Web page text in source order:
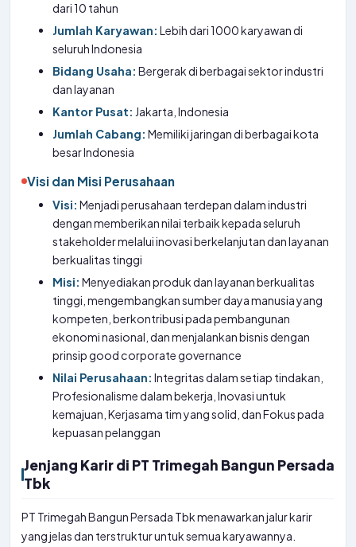
dari 10 tahun
Jumlah Karyawan: Lebih dari 1000 karyawan di
seluruh Indonesia
Bidang Usaha: Bergerak di berbagai sektor industri
dan layanan
Kantor Pusat: Jakarta, Indonesia
Jumlah Cabang: Memiliki jaringan di berbagai kota
besar Indonesia
Visi dan Misi Perusahaan
Visi: Menjadi perusahaan terdepan dalam industri
dengan memberikan nilai terbaik kepada seluruh
stakeholder melalui inovasi berkelanjutan dan layanan
berkualitas tinggi
Misi: Menyediakan produk dan layanan berkualitas
tinggi, mengembangkan sumber daya manusia yang
kompeten, berkontribusi pada pembangunan
ekonomi nasional, dan menjalankan bisnis dengan
prinsip good corporate governance
Nilai Perusahaan: Integritas dalam setiap tindakan,
Profesionalisme dalam bekerja, Inovasi untuk
kemajuan, Kerjasama tim yang solid, dan Fokus pada
kepuasan pelanggan
Jenjang Karir di PT Trimegah Bangun Persada
Tbk
PT Trimegah Bangun Persada Tbk menawarkan jalur karir
yang jelas dan terstruktur untuk semua karyawannya.